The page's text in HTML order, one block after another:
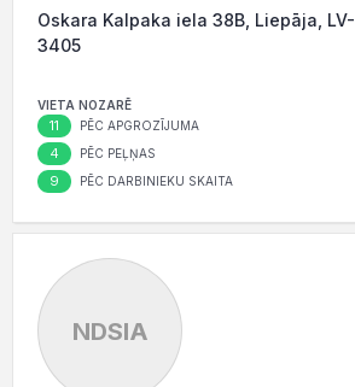
Oskara Kalpaka iela 38B, Liepāja, LV-
3405
VIETA NOZARĒ
11 PĒC APGROZĪJUMA
4 PĒC PEĻŅAS
9 PĒC DARBINIEKU SKAITA
NDSIA